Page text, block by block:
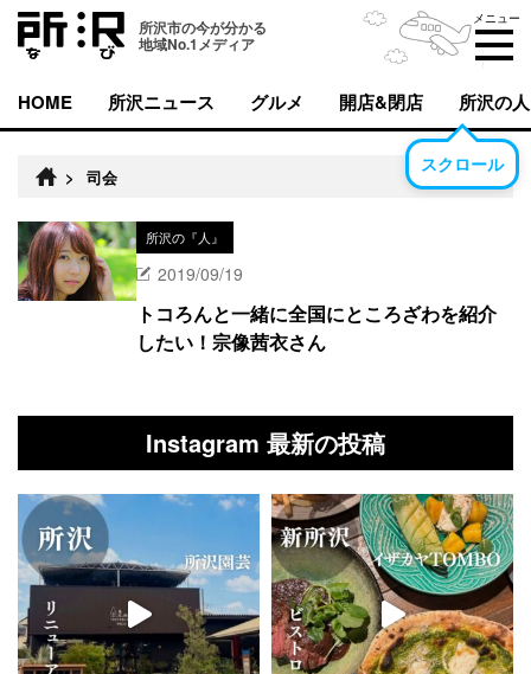
所沢市の今が分かる
地域No.1メディア
メニュー
HOME 所沢ニュース グルメ 開店&閉店 所沢の人
スクロール
> 司会
所沢の『人』
2019/09/19
トコろんと一緒に全国にところざわを紹介
したい！宗像茜衣さん
Instagram 最新の投稿